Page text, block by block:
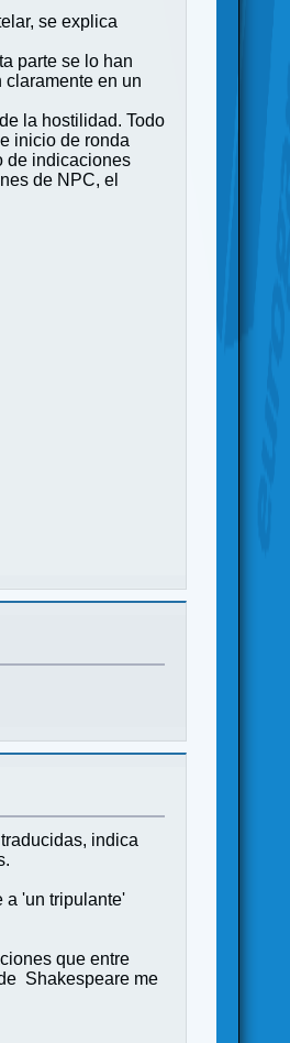
se explica
parte se lo han
en un
la hostilidad. Todo
inicio de ronda
de indicaciones
de NPC, el
indica
a 'un tripulante'
que entre
Shakespeare me